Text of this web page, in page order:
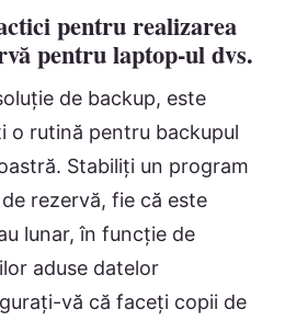
pentru realizarea
pentru laptop-ul dvs.
de backup, este
o rutină pentru backupul
Stabiliți un program
rezervă, fie că este
lunar, în funcție de
aduse datelor
vă că faceți copii de